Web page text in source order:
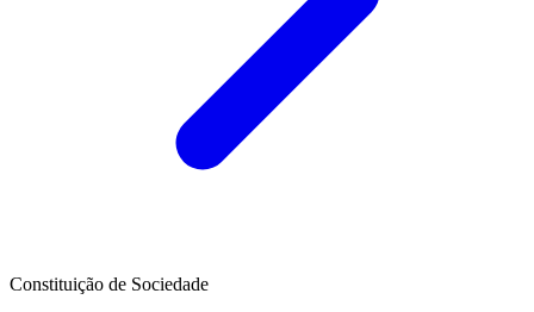
Constituição de Sociedade